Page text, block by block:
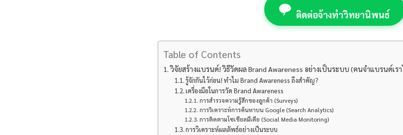
ติดต่อจ้างทำวิทยานิพนธ์
Table of Contents
วิจัยสร้างแบรนด์! วิธีวัดผล Brand Awareness อย่างเป็นระบบ (คนจำแบรนด์เร
รู้จักกันไว้ก่อน! ทำไม Brand Awareness ถึงสำคัญ?
เครื่องมือในการวัด Brand Awareness
การสำรวจความรู้สึกของลูกค้า (Surveys)
การวิเคราะห์การค้นหาบน Google (Search Analytics)
การติดตามโซเชียลมีเดีย (Social Media Monitoring)
การวิเคราะห์ผลลัพธ์อย่างเป็นระบบ